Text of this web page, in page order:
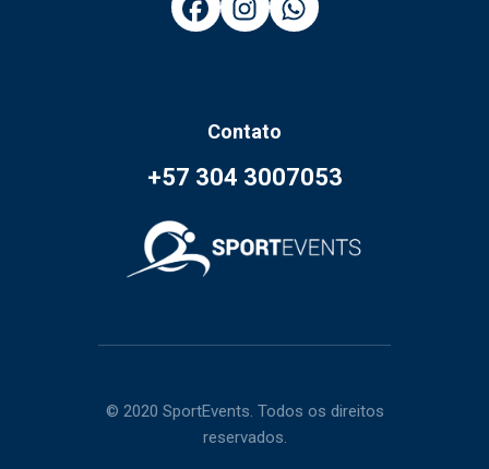
Contato
+57 304 3007053
© 2020 SportEvents. Todos os direitos
reservados.